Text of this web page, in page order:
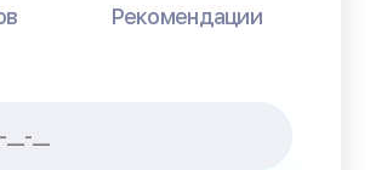
Рекомендации